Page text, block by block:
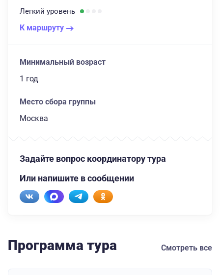
Легкий уровень
К маршруту
Минимальный возраст
1 год
Место сбора группы
Москва
Задайте вопрос координатору тура
Или напишите в сообщении
Программа тура Смотреть все